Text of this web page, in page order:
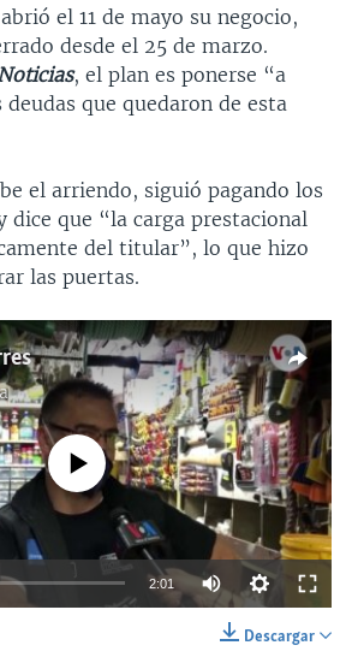
el 11 de mayo su negocio,
desde el 25 de marzo.
, el plan es ponerse “a
que quedaron de esta
el arriendo, siguió pagando los
dice que “la carga prestacional
del titular”, lo que hizo
las puertas.
source currently available
2:01
Descargar